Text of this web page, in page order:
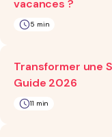
vacances ?
5 min
Transformer une
Guide 2026
11 min